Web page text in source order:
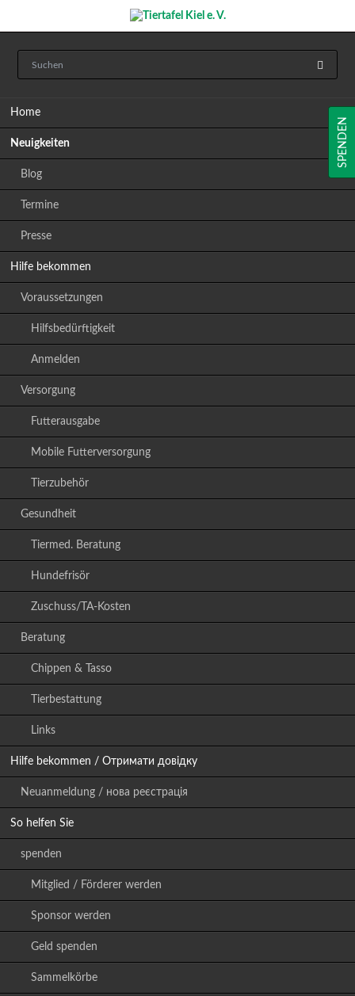
Home
Neuigkeiten
Blog
Termine
Presse
Hilfe bekommen
Voraussetzungen
Hilfsbedürftigkeit
Anmelden
Versorgung
Futterausgabe
Mobile Futterversorgung
Tierzubehör
Gesundheit
Tiermed. Beratung
Hundefrisör
Zuschuss/TA-Kosten
Beratung
Chippen & Tasso
Tierbestattung
Links
Hilfe bekommen / Отримати довідку
Neuanmeldung / нова реєстрація
So helfen Sie
spenden
Mitglied / Förderer werden
Sponsor werden
Geld spenden
Sammelkörbe
SPENDEN